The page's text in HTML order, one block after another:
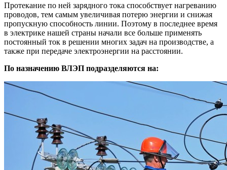
Протекание по ней зарядного тока способствует нагреванию
проводов, тем самым увеличивая потерю энергии и снижая
пропускную способность линии. Поэтому в последнее время
в электрике нашей страны начали все больше применять
постоянный ток в решении многих задач на производстве, а
также при передаче электроэнергии на расстоянии.
По назначению ВЛЭП подразделяются на: